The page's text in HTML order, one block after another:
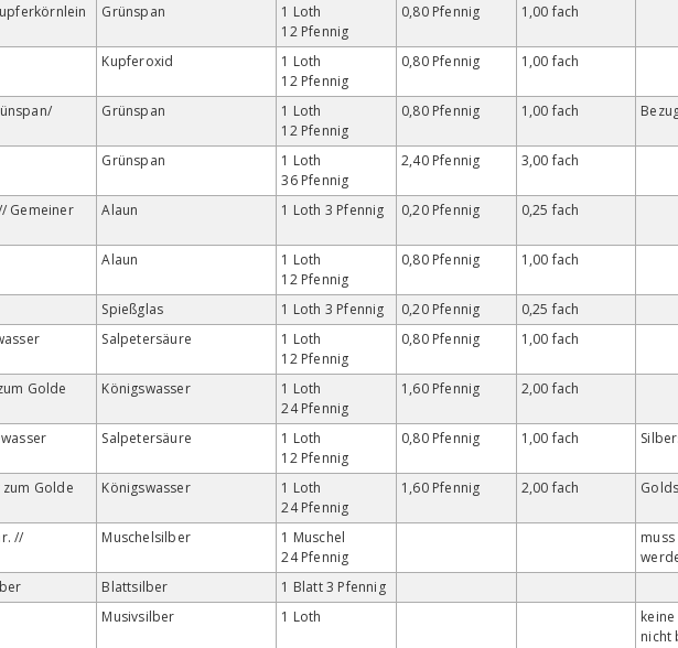
Grünspan
1 Loth
12 Pfennig
0,80 Pfennig 1,00 fach
Kupferoxid
1 Loth
12 Pfennig
0,80 Pfennig 1,00 fach
Grünspan
1 Loth
12 Pfennig
0,80 Pfennig 1,00 fach
Grünspan
1 Loth
36 Pfennig
2,40 Pfennig 3,00 fach
Gemeiner
Alaun 1 Loth 3 Pfennig 0,20 Pfennig 0,25 fach
Alaun
1 Loth
12 Pfennig
0,80 Pfennig 1,00 fach
Spießglas 1 Loth 3 Pfennig 0,20 Pfennig
0,25 fach
Salpetersäure
1 Loth
12 Pfennig
0,80 Pfennig 1,00 fach
Golde Königswasser
1 Loth
24 Pfennig
1,60 Pfennig 2,00 fach
Salpetersäure
1 Loth
12 Pfennig
0,80 Pfennig 1,00 fach
Golde Königswasser
1 Loth
24 Pfennig
1,60 Pfennig 2,00 fach
//
Muschelsilber
1 Muschel
24 Pfennig
Blattsilber
1 Blatt 3 Pfennig
Musivsilber 1 Loth
nicht